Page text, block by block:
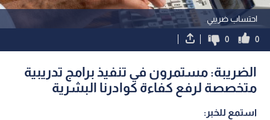
احتساب ضريبي
0
0
الضريبة: مستمرون في تنفيذ برامج تدريبية
متخصصة لرفع كفاءة كوادرنا البشرية
استمع للخبر: